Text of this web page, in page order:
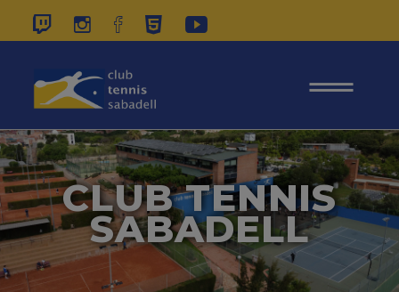
CLUB TENNIS
SABADELL